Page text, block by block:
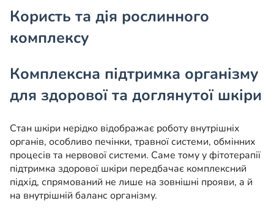
Користь та дія рослинного
комплексу
Комплексна підтримка організму
для здорової та доглянутої шкіри
Стан шкіри нерідко відображає роботу внутрішніх
органів, особливо печінки, травної системи, обмінних
процесів та нервової системи. Саме тому у фітотерапії
підтримка здорової шкіри передбачає комплексний
підхід, спрямований не лише на зовнішні прояви, а й
на внутрішній баланс організму.